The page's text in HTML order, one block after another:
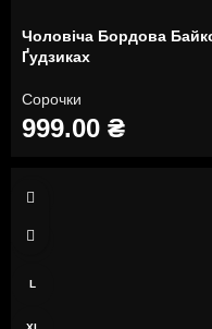
Чоловіча Бордова
Ґудзиках
Сорочки
999.00 ₴
S
M
L